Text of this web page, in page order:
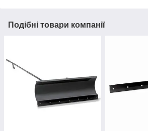
Подібні товари компанії